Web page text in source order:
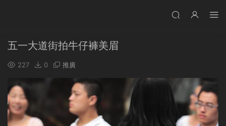
五一大道街拍牛仔褲美眉
227 0 推廣